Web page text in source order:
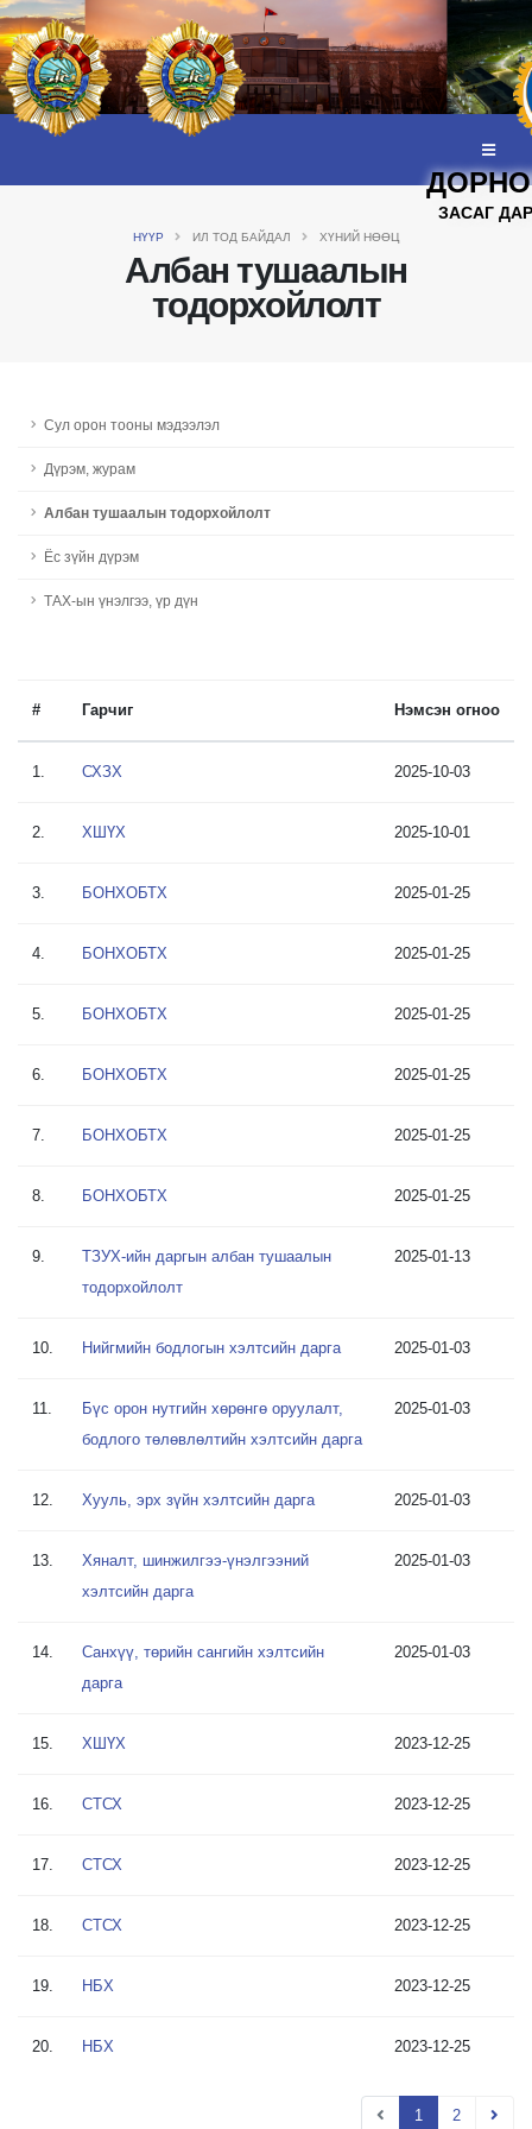
ЗАСАГ
НҮҮР ИЛ ТОД БАЙДАЛ ХҮНИЙ НӨӨЦ
Албан тушаалын
тодорхойлолт
Сул орон тооны мэдээлэл
Дүрэм, журам
Албан тушаалын тодорхойлолт
Ёс зүйн дүрэм
ТАХ-ын үнэлгээ, үр дүн
# Гарчиг Нэмсэн огноо
1. СХЗХ 2025-10-03
2. ХШҮХ 2025-10-01
3. БОНХОБТХ 2025-01-25
4. БОНХОБТХ 2025-01-25
5. БОНХОБТХ 2025-01-25
6. БОНХОБТХ 2025-01-25
7. БОНХОБТХ 2025-01-25
8. БОНХОБТХ 2025-01-25
9.
ТЗУХ-ийн даргын албан тушаалын
тодорхойлолт
2025-01-13
10. Нийгмийн бодлогын хэлтсийн дарга 2025-01-03
11.
Бүс орон нутгийн хөрөнгө оруулалт,
бодлого төлөвлөлтийн хэлтсийн дарга
2025-01-03
12. Хууль, эрх зүйн хэлтсийн дарга 2025-01-03
13.
Хяналт, шинжилгээ-үнэлгээний
хэлтсийн дарга
2025-01-03
14.
Санхүү, төрийн сангийн хэлтсийн
дарга
2025-01-03
15. ХШҮХ 2023-12-25
16. СТСХ 2023-12-25
17. СТСХ 2023-12-25
18. СТСХ 2023-12-25
19. НБХ 2023-12-25
20. НБХ 2023-12-25
1 2